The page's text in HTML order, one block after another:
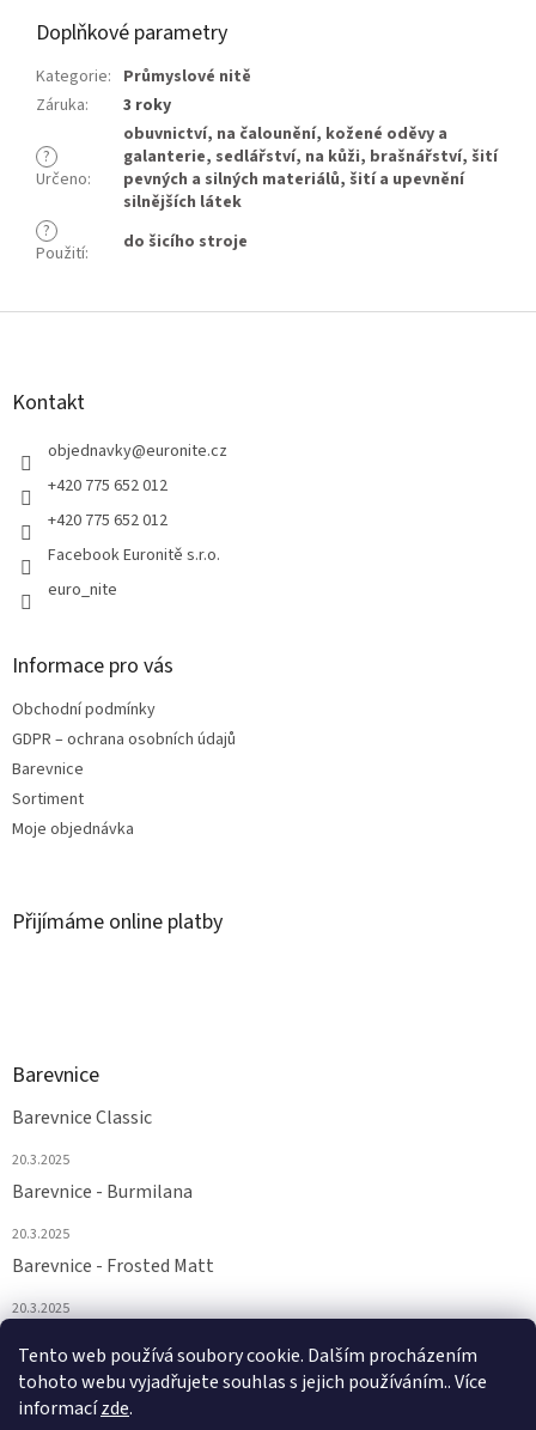
Tento web používá soubory cookie. Dalším procházením
tohoto webu vyjadřujete souhlas s jejich používáním.. Více
informacízde.
Doplňkové parametry
Kategorie: Průmyslové nitě
Záruka: 3 roky
?
Určeno:
obuvnictví, na čalounění, kožené oděvy a
galanterie, sedlářství, na kůži, brašnářství, šití
pevných a silných materiálů, šití a upevnění
silnějších látek
?
Použití: do šicího stroje
Z
Kontakt
objednavky@euronite.cz
+420 775 652 012
+420 775 652 012
Facebook Euronitě s.r.o.
euro_nite
Informace pro vás
Obchodní podmínky
GDPR – ochrana osobních údajů
Barevnice
Sortiment
Moje objednávka
Přijímáme online platby
Barevnice
Barevnice Classic
20.3.2025
Barevnice - Burmilana
20.3.2025
Barevnice - Frosted Matt
20.3.2025
20.3.2025